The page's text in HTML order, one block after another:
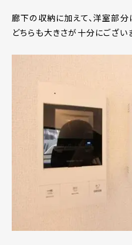
廊下の収納に加えて、洋室部
どちらも大きさが十分にござい